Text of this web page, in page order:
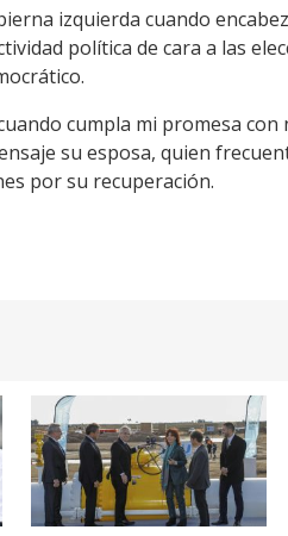
izquierda cuando
política de cara a las
cumpla mi promesa
su esposa, quien
por su recuperación.